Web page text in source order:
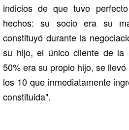
indicios de que tuvo
hechos: su socio era su
constituyó durante la
su hijo, el único cliente de la
50% era su propio hijo, se
los 10 que inmediatamente
constituida".